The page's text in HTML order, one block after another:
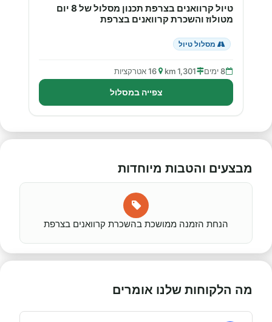
טיול קרוואנים בצרפת תכנון מסלול של 8 יום
מטולוז והשכרת קרוואנים בצרפת
מסלול טיול
8 ימים 1,301 km 16 אטרקציות
צפייה במסלול
מבצעים והטבות מיוחדות
הנחת הזמנה ממושכת בהשכרת קרוואנים בצרפת
מה הלקוחות שלנו אומרים